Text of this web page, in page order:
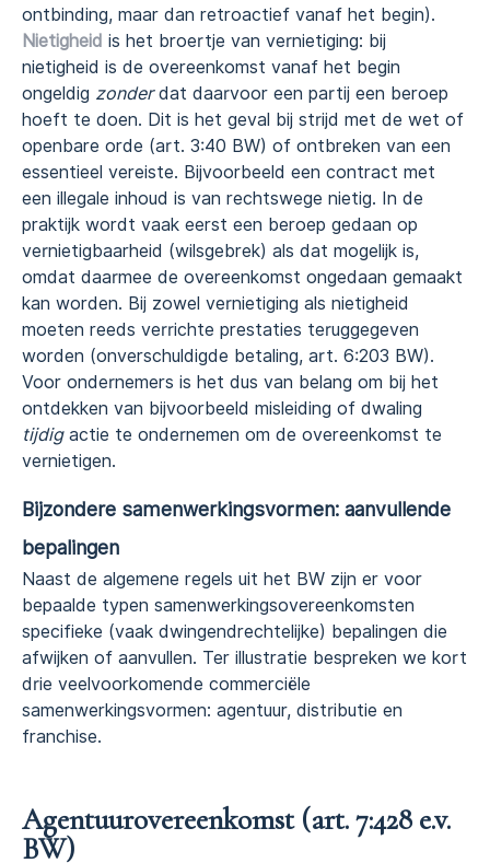
ontbinding, maar dan retroactief vanaf het begin).
Nietigheid is het broertje van vernietiging: bij
nietigheid is de overeenkomst vanaf het begin
ongeldig zonderdat daarvoor een partij een beroep
hoeft te doen. Dit is het geval bij strijd met de wet of
openbare orde (art. 3:40 BW) of ontbreken van een
essentieel vereiste. Bijvoorbeeld een contract met
een illegale inhoud is van rechtswege nietig. In de
praktijk wordt vaak eerst een beroep gedaan op
vernietigbaarheid (wilsgebrek) als dat mogelijk is,
omdat daarmee de overeenkomst ongedaan gemaakt
kan worden. Bij zowel vernietiging als nietigheid
moeten reeds verrichte prestaties teruggegeven
worden (onverschuldigde betaling, art. 6:203 BW).
Voor ondernemers is het dus van belang om bij het
ontdekken van bijvoorbeeld misleiding of dwaling
tijdigactie te ondernemen om de overeenkomst te
vernietigen.
Bijzondere samenwerkingsvormen: aanvullende
bepalingen
Naast de algemene regels uit het BW zijn er voor
bepaalde typen samenwerkingsovereenkomsten
specifieke (vaak dwingendrechtelijke) bepalingen die
afwijken of aanvullen. Ter illustratie bespreken we kort
drie veelvoorkomende commerciële
samenwerkingsvormen: agentuur, distributie en
franchise.
Agentuurovereenkomst (art. 7:428 e.v.
BW)